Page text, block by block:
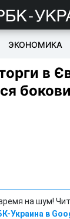
ЭКОНОМИКА
в
на шум!
Украина в